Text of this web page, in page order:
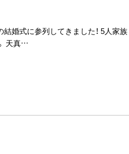
結婚式に参列してきました！ 5人家族
天真…